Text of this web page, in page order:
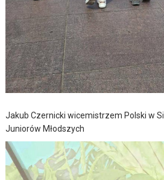
Jakub Czernicki wicemistrzem Polski w
Juniorów Młodszych